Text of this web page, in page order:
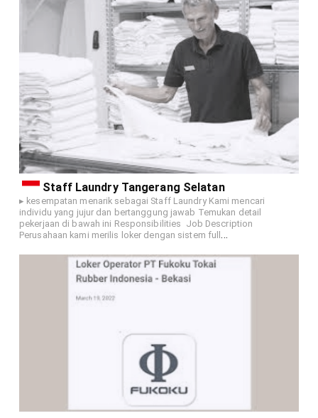
Staff Laundry Tangerang Selatan
▸ kesempatan menarik sebagai Staff Laundry Kami mencari
individu yang jujur dan bertanggung jawab Temukan detail
pekerjaan di bawah ini Responsibilities Job Description
Perusahaan kami merilis loker dengan sistem full…